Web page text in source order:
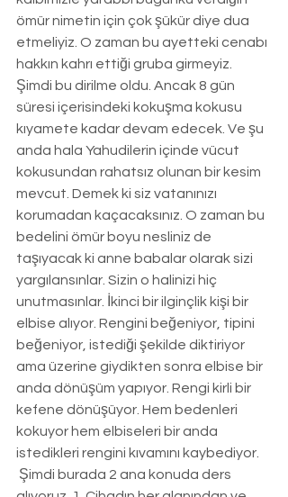
ömür nimetin için çok şükür diye dua
etmeliyiz. O zaman bu ayetteki cenabı
hakkın kahrı ettiği gruba girmeyiz.
Şimdi bu dirilme oldu. Ancak 8 gün
süresi içerisindeki kokuşma kokusu
kıyamete kadar devam edecek. Ve şu
anda hala Yahudilerin içinde vücut
kokusundan rahatsız olunan bir kesim
mevcut. Demek ki siz vatanınızı
korumadan kaçacaksınız. O zaman bu
bedelini ömür boyu nesliniz de
taşıyacak ki anne babalar olarak sizi
yargılansınlar. Sizin o halinizi hiç
unutmasınlar. İkinci bir ilginçlik kişi bir
elbise alıyor. Rengini beğeniyor, tipini
beğeniyor, istediği şekilde diktiriyor
ama üzerine giydikten sonra elbise bir
anda dönüşüm yapıyor. Rengi kirli bir
kefene dönüşüyor. Hem bedenleri
kokuyor hem elbiseleri bir anda
istedikleri rengini kıvamını kaybediyor.